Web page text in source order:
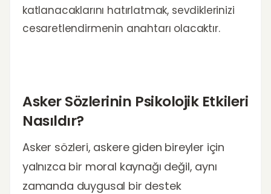
katlanacaklarını hatırlatmak, sevdiklerinizi
cesaretlendirmenin anahtarı olacaktır.
Asker Sözlerinin Psikolojik Etkileri
Nasıldır?
Asker sözleri, askere giden bireyler için
yalnızca bir moral kaynağı değil, aynı
zamanda duygusal bir destek